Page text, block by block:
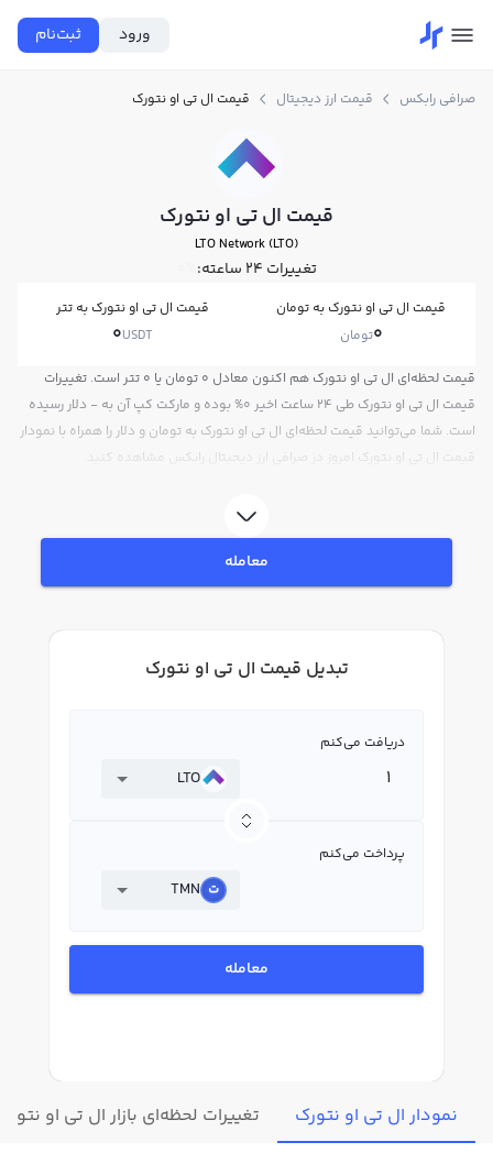
ورود ثبت‌نام
صرافی رابکس قیمت ارز دیجیتال قیمت ال تی او نتورک
قیمت ال تی او نتورک
LTO Network (LTO)
تغییرات ۲۴ ساعته: 0%
قیمت ال تی او نتورک به تومان
0تومان
قیمت ال تی او نتورک به تتر
0USDT
قیمت لحظه‌ای ال تی او نتورک هم اکنون معادل 0 تومان یا 0 تتر است. تغییرات
قیمت ال تی او نتورک طی 24 ساعت اخیر 0% بوده و مارکت کپ آن به - دلار رسیده
است. شما می‌توانید قیمت لحظه‌ای ال تی او نتورک به تومان و دلار را همراه با نمودار
قیمت ال تی او نتورک امروز در صرافی ارز دیجیتال رابکس مشاهده کنید.
معامله
تبدیل قیمت ال تی او نتورک
دریافت می‌کنم
LTO
پرداخت می‌کنم
TMN
معامله
نمودار ال تی او نتورک تغییرات لحظه‌ای بازار ال تی او